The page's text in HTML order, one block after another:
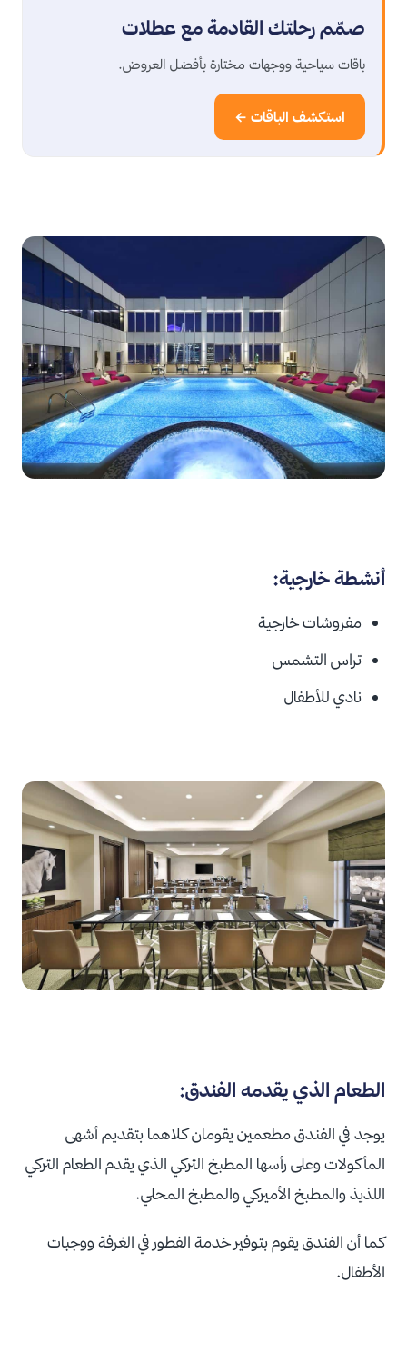
صمّم رحلتك القادمة مع عطلات
باقات سياحية ووجهات مختارة بأفضل العروض.
استكشف الباقات ←
أنشطة خارجية:
مفروشات خارجية
تراس التشمس
نادي للأطفال
الطعام الذي يقدمه الفندق:
يوجد في الفندق مطعمين يقومان كلاهما بتقديم أشهى
المأكولات وعلى رأسها المطبخ التركي الذي يقدم الطعام التركي
اللذيذ والمطبخ الأميركي والمطبخ المحلي.
كما أن الفندق يقوم بتوفير خدمة الفطور في الغرفة ووجبات
الأطفال.